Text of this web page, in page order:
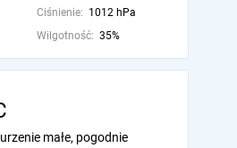
Ciśnienie: 1012 hPa
Wilgotność: 35%
małe, pogodnie